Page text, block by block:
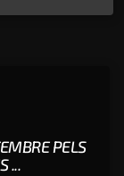
PELS
...